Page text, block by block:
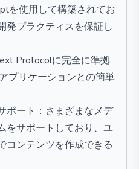
を使用して構築されてお
発プラクティスを保証し
Protocolに完全に準拠
プリケーションとの簡単
ポート：さまざまなメデ
をサポートしており、ユ
コンテンツを作成できる